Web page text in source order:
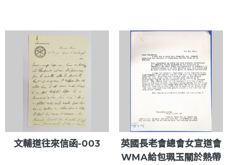
文輔道往來信函-003
英國長老會總會女宣道會
WMA給包珮玉關於熱帶